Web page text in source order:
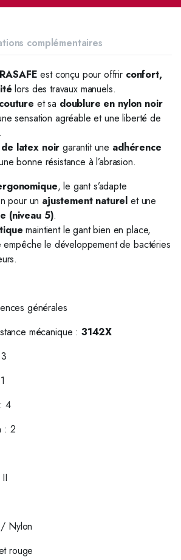
complémentaires
est conçu pour offrir confort,
lors des travaux manuels.
et sa doublure en nylon noir
sensation agréable et une liberté de
latex noir garantit une adhérence
bonne résistance à l’abrasion.
, le gant s’adapte
pour un ajustement naturel et une
(niveau 5).
maintient le gant bien en place,
empêche le développement de bactéries
générales
mécanique : 3142X
4
: 2
Nylon
rouge